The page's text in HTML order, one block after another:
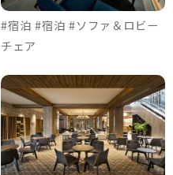
#宿泊 #宿泊 #ソファ＆ロビー
チェア